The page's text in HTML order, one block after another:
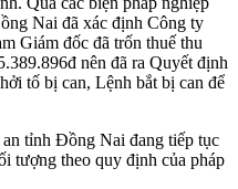
Nai đã xác định Công ty
Giám đốc đã trốn thuế thu
nên đã ra Quyết định
tố bị can, Lệnh bắt bị can để
tỉnh Đồng Nai đang tiếp tục
tượng theo quy định của pháp